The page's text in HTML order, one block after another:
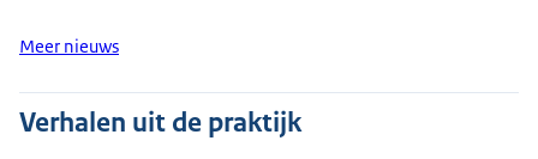
Meer nieuws
Verhalen uit de praktijk